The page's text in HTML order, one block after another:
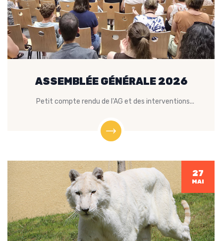
ASSEMBLÉE GÉNÉRALE 2026
Petit compte rendu de l'AG et des interventions...
27
MAI